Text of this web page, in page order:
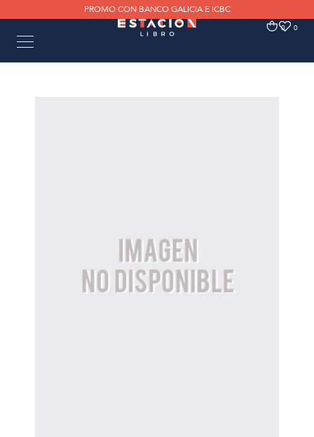
PROMO CON BANCO GALICIA E ICBC
0 0